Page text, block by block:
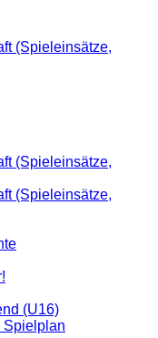
(Spieleinsätze,
(Spieleinsätze,
(Spieleinsätze,
(U16)
Spielplan